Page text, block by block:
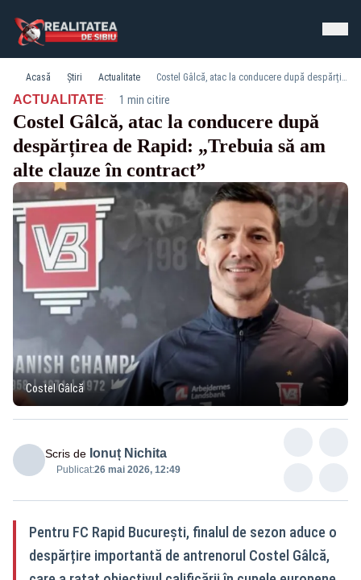
Acasă Știri Actualitate Costel Gâlcă, atac la conducere după despărțirea de Rapid: „Trebuia să am alte clauze în contract”
ACTUALITATE· 1 min citire
Costel Gâlcă, atac la conducere după
despărțirea de Rapid: „Trebuia să am
alte clauze în contract”
Costel Gâlcă
Scris de Ionuț Nichita
Publicat:26 mai 2026, 12:49
Pentru FC Rapid București, finalul de sezon aduce o
despărțire importantă de antrenorul Costel Gâlcă,